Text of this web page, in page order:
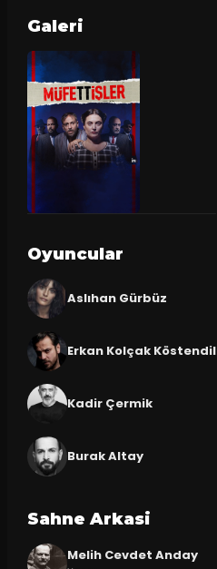
Galeri
Oyuncular
Aslıhan Gürbüz
Erkan Kolçak Köstendil
Kadir Çermik
Burak Altay
Sahne Arkasi
Melih Cevdet Anday